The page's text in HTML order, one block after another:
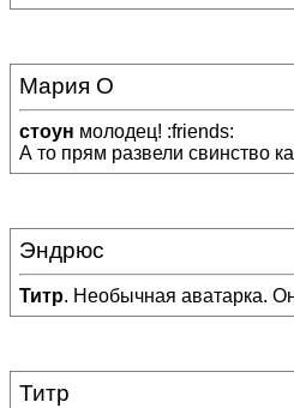
Мария О
стоун молодец! :friends:
А то прям развели свинство
Эндрюс
Титр. Необычная аватарка.
Титр